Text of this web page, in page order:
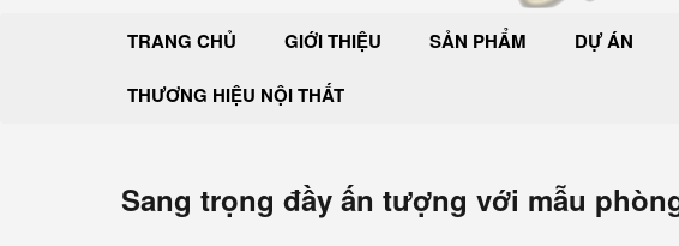
TRANG CHỦ GIỚI THIỆU SẢN PHẨM DỰ ÁN
THƯƠNG HIỆU NỘI THẤT
Sang trọng đầy ấn tượng với mẫu